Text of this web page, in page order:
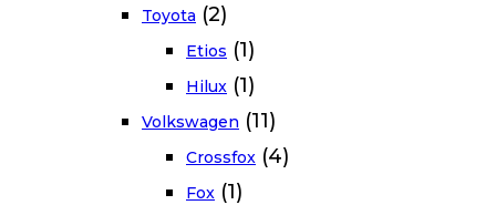
Toyota (2)
Etios (1)
Hilux (1)
Volkswagen (11)
Crossfox (4)
Fox (1)